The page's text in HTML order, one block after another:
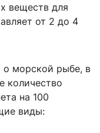
веществ для
от 2 до 4
о морской рыбе, в
количество
на 100
виды: